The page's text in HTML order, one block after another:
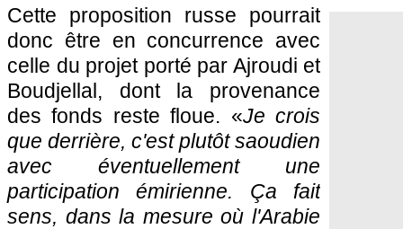
Cette proposition russe pourrait
donc être en concurrence avec
celle du projet porté par Ajroudi et
Boudjellal, dont la provenance
des fonds reste floue. «Je crois
que derrière, c'est plutôt saoudien
avec éventuellement une
participation émirienne. Ça fait
sens, dans la mesure où l'Arabie